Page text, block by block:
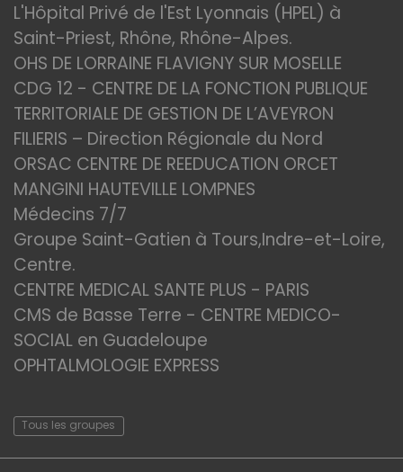
L'Hôpital Privé de l'Est Lyonnais (HPEL) à
Saint-Priest, Rhône, Rhône-Alpes.
OHS DE LORRAINE FLAVIGNY SUR MOSELLE
CDG 12 - CENTRE DE LA FONCTION PUBLIQUE
TERRITORIALE DE GESTION DE L’AVEYRON
FILIERIS – Direction Régionale du Nord
ORSAC CENTRE DE REEDUCATION ORCET
MANGINI HAUTEVILLE LOMPNES
Médecins 7/7
Groupe Saint-Gatien à Tours,Indre-et-Loire,
Centre.
CENTRE MEDICAL SANTE PLUS - PARIS
CMS de Basse Terre - CENTRE MEDICO-
SOCIAL en Guadeloupe
OPHTALMOLOGIE EXPRESS
Tous les groupes